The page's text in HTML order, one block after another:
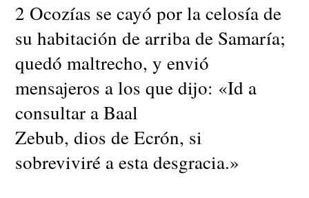
2 Ocozías se cayó por la celosía de
su habitación de arriba de Samaría;
quedó maltrecho, y envió
mensajeros a los que dijo: «Id a
consultar a Baal
Zebub, dios de Ecrón, si
sobreviviré a esta desgracia.»